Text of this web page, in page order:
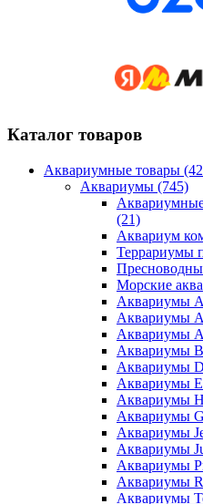
Каталог товаров
Аквариумные товары
Аквариумы (745)
(21)
Аквариум
Террариумы
Морские
Аквариумы
Аквариумы
Аквариумы
Аквариумы
Аквариумы
Аквариумы
Аквариумы
Аквариумы
Аквариумы
Аквариумы
Аквариумы
Аквариумы
Аквариумы